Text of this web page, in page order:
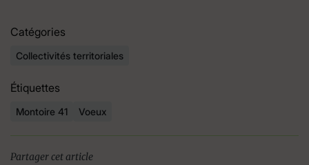
Catégories
Collectivités territoriales
Étiquettes
Montoire 41 Voeux
Partager cet article